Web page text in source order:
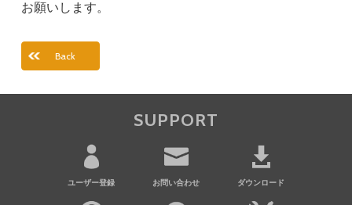
お願いします。
Back
SUPPORT
ユーザー登録 お問い合わせ ダウンロード